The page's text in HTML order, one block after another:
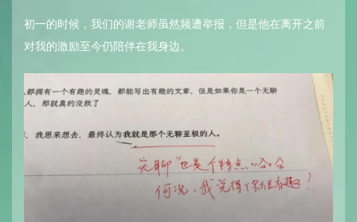
初一的时候，我们的谢老师虽然频遭举报，但是他在离开之前
对我的激励至今仍陪伴在我身边。